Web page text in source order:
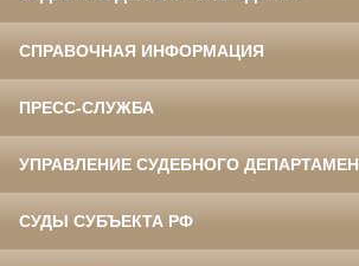
СПРАВОЧНАЯ ИНФОРМАЦИЯ
ПРЕСС-СЛУЖБА
УПРАВЛЕНИЕ СУДЕБНОГО
СУДЫ СУБЪЕКТА РФ